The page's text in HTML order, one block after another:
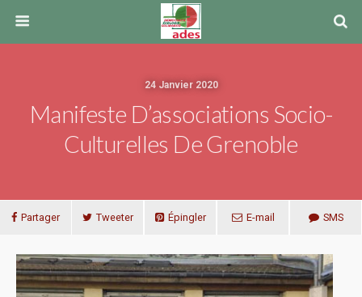
24 Janvier 2020
Manifeste D’associations Socio-
Culturelles De Grenoble
Partager Tweeter Épingler E-mail SMS